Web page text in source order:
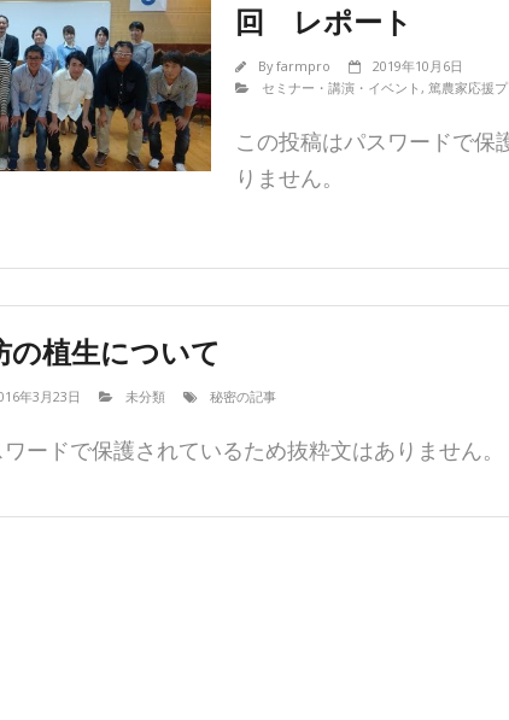
回 レポート
Byfarmpro
2019年10月6日
セミナー・講演・イベント,篤農家応援
この投稿はパスワードで保
りません。
の植生について
年3月23日 未分類 秘密の記事
ードで保護されているため抜粋文はありません。